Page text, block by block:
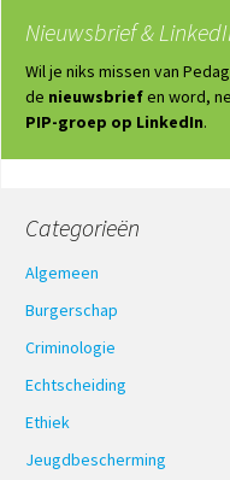
Nieuwsbrief &
Wil je niks missen van
de nieuwsbriefen word,
PIP-groep op LinkedIn.
Categorieën
Algemeen
Burgerschap
Criminologie
Echtscheiding
Ethiek
Jeugdbescherming